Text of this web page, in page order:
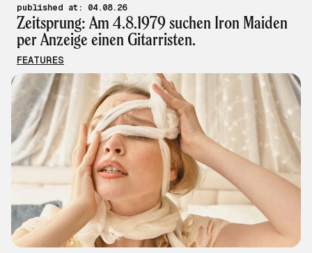
published at: 04.08.26
Zeitsprung: Am 4.8.1979 suchen Iron Maiden
per Anzeige einen Gitarristen.
FEATURES